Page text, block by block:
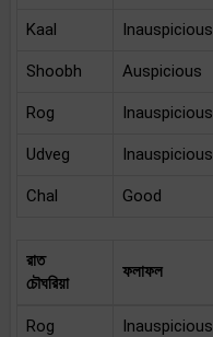
Kaal Inauspicious
Shoobh Auspicious
Rog Inauspicious
Udveg Inauspicious
Chal Good
রাত
চৌঘরিয়া
ফলাফল
Rog Inauspicious